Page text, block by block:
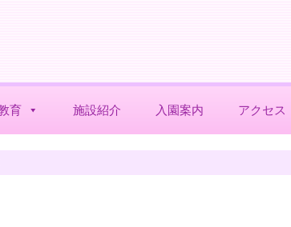
育 施設紹介 入園案内 アクセス